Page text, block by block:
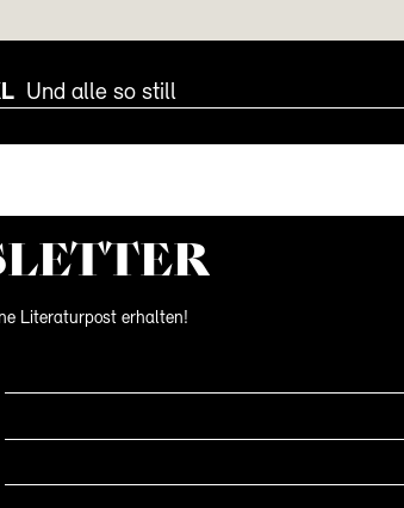
Und alle so still
Literaturpost erhalten!